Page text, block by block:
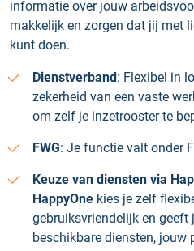
informatie over jouw
makkelijk en zorgen dat jij met
kunt doen.
Dienstverband: Flexibel in
zekerheid van een vaste
om zelf je inzetrooster te
FWG: Je functie valt onder
Keuze van diensten via
HappyOne kies je zelf
gebruiksvriendelijk en geeft
beschikbare diensten, jouw